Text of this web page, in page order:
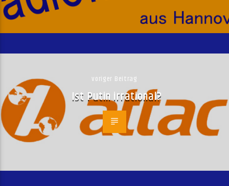
voriger Beitrag
Ist Putin irrational?